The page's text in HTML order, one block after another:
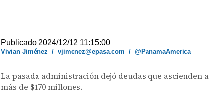
Publicado 2024/12/12 11:15:00
Vivian Jiménez /vjimenez@epasa.com /@PanamaAmerica
La pasada administración dejó deudas que ascienden a
más de $170 millones.